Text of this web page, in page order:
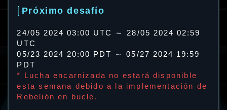
Próximo desafío
24/05 2024 03:00 UTC ～ 28/05 2024 02:59
UTC
05/23 2024 20:00 PDT ～ 05/27 2024 19:59
PDT
* Lucha encarnizada no estará disponible
esta semana debido a la implementación de
Rebelión en bucle.